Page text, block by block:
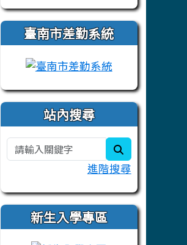
臺南市差勤系統
站內搜尋
進階搜尋
新生入學專區